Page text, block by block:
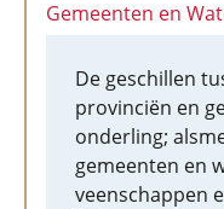
Gemeenten en
De geschillen
provinciën en
onderling;
gemeenten en
veenschappen